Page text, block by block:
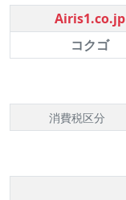
Airis1.co.jp
コクゴ
消費税区分